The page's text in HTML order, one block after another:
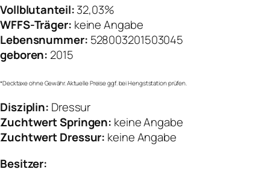
Vollblutanteil:32,03%
WFFS-Träger: keine Angabe
Lebensnummer: 528003201503045
geboren: 2015
*Decktaxe ohne Gewähr. Aktuelle Preise ggf. bei Hengststation prüfen.
Disziplin: Dressur
Zuchtwert Springen: keine Angabe
Zuchtwert Dressur: keine Angabe
Besitzer: